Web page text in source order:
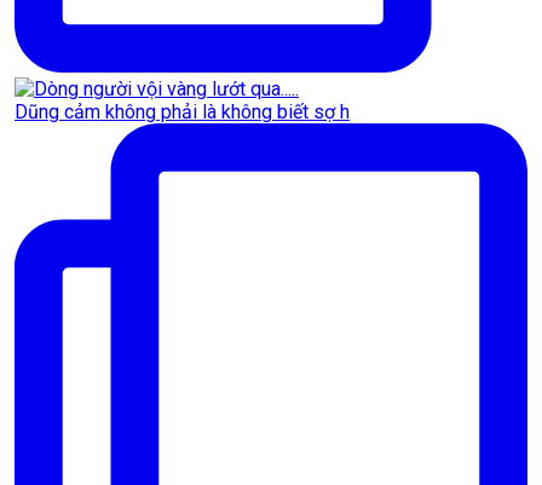
Dũng cảm không phải là không biết sợ h